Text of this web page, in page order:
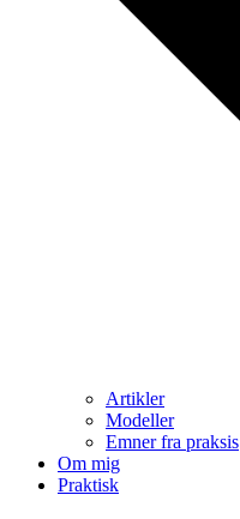
Artikler
Modeller
Emner fra praksis
Om mig
Praktisk